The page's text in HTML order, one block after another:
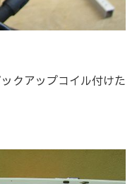
クアップコイル付けた